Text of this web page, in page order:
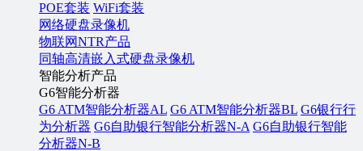
POE套装 WiFi套装
网络硬盘录像机
物联网NTR产品
同轴高清嵌入式硬盘录像机
智能分析产品
G6智能分析器
G6 ATM智能分析器AL G6 ATM智能分析器BL G6银行行
为分析器 G6自助银行智能分析器N-A G6自助银行智能
分析器N-B